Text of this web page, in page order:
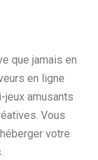
que jamais en
en ligne
jeux amusants
Vous
votre